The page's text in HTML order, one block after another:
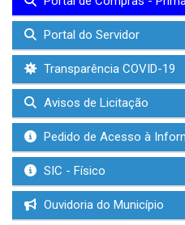
Portal do Servidor
Transparência COVID-19
Avisos de Licitação
Pedido de Acesso à
SIC - Físico
Ouvidoria do Município